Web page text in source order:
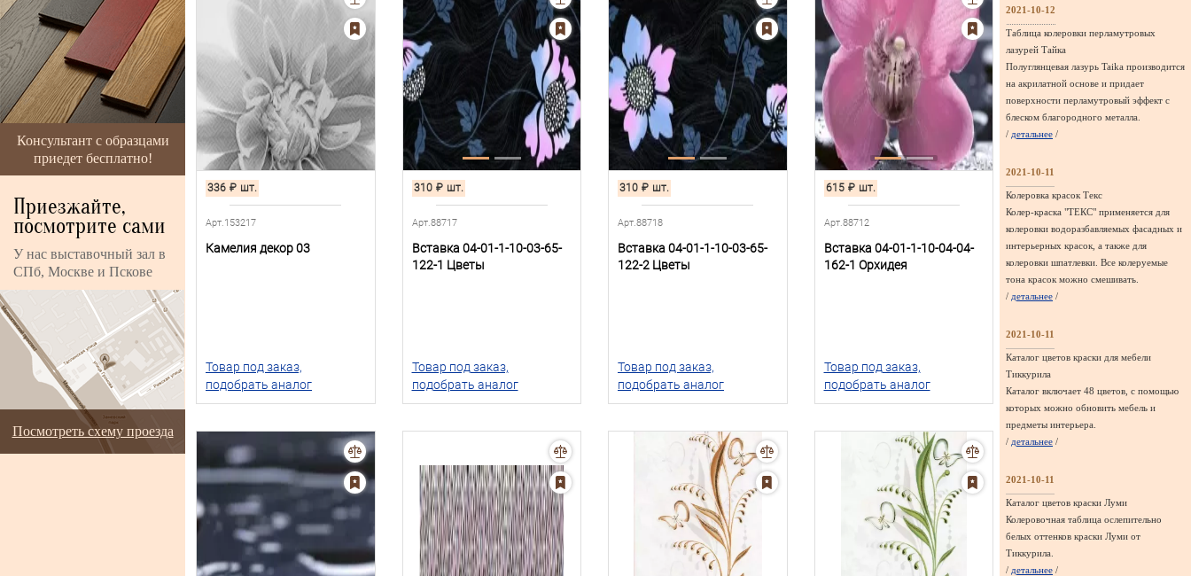
Консультант с образцами
приедет бесплатно!
Приезжайте,
посмотрите сами
У нас выставочный зал в
СПб, Москве и Пскове
Посмотреть схему проезда
336 ₽ шт.
Арт.153217
Камелия декор 03
Товар под заказ,
подобрать аналог
310 ₽ шт.
Арт.88717
Вставка 04-01-1-10-03-65-
122-1 Цветы
Товар под заказ,
подобрать аналог
310 ₽ шт.
Арт.88718
Вставка 04-01-1-10-03-65-
122-2 Цветы
Товар под заказ,
подобрать аналог
615 ₽ шт.
Арт.88712
Вставка 04-01-1-10-04-04-
162-1 Орхидея
Товар под заказ,
подобрать аналог
2021-10-12
Таблица колеровки перламутровых
лазурей Тайка
Полуглянцевая лазурь Taika производится
на акрилатной основе и придает
поверхности перламутровый эффект с
блеском благородного металла.
/ детальнее /
2021-10-11
Колеровка красок Текс
Колер-краска "ТЕКС" применяется для
колеровки водоразбавляемых фасадных и
интерьерных красок, а также для
колеровки шпатлевки. Все колеруемые
тона красок можно смешивать.
/ детальнее /
2021-10-11
Каталог цветов краски для мебели
Тиккурила
Каталог включает 48 цветов, с помощью
которых можно обновить мебель и
предметы интерьера.
/ детальнее /
2021-10-11
Каталог цветов краски Луми
Колеровочная таблица ослепительно
белых оттенков краски Луми от
Тиккурила.
/ детальнее /